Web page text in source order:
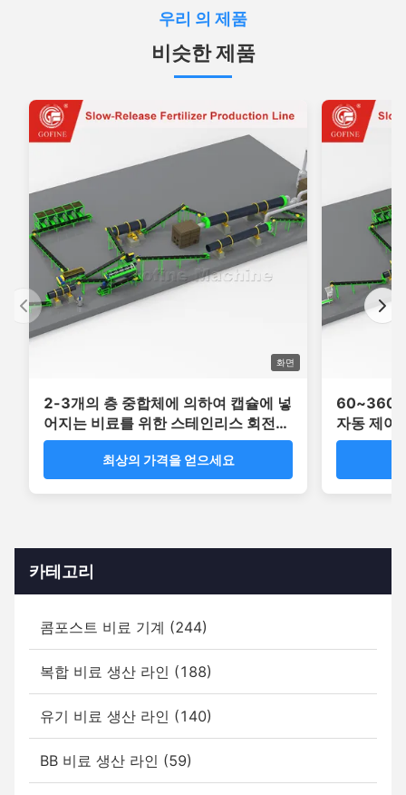
우리 의 제품
비슷한 제품
화면
2-3개의 층 중합체에 의하여 캡슐에 넣
어지는 비료를 위한 스테인리스 회전하
는 드럼 코팅 기계
최상의 가격을 얻으세요
60~360
자동 제어
카테고리
콤포스트 비료 기계 (244)
복합 비료 생산 라인 (188)
유기 비료 생산 라인 (140)
BB 비료 생산 라인 (59)